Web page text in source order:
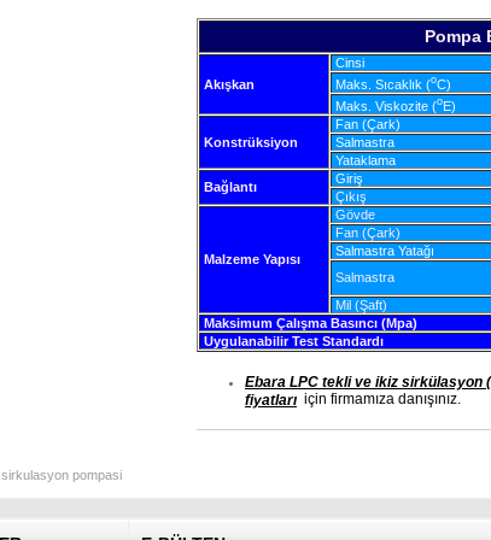
Pompa
Akışkan
Cinsi
Maks. Sıcaklık (oC)
Maks. Viskozite (oE)
Konstrüksiyon
Fan (Çark)
Salmastra
Yataklama
Bağlantı
Giriş
Çıkış
Malzeme Yapısı
Gövde
Fan (Çark)
Salmastra Yatağı
Salmastra
Mil (Şaft)
Maksimum Çalışma Basıncı (Mpa)
Uygulanabilir Test Standardı
Ebara LPC tekli ve ikiz sirkülasyon
fiyatları için firmamıza danışınız.
sirkulasyon pompasi